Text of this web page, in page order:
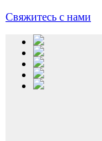
Свяжитесь с нами